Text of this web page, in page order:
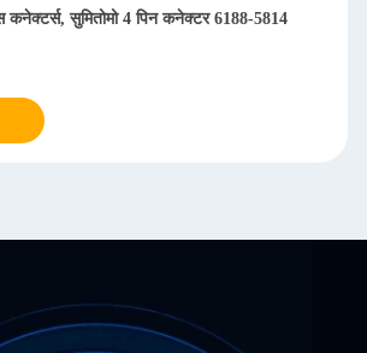
कनेक्टर्स, सुमितोमो 4 पिन कनेक्टर 6188-5814